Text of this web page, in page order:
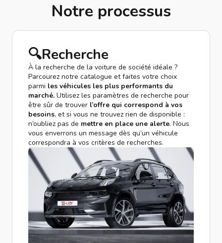
Notre processus
🔍Recherche
À la recherche de la voiture de société idéale ?
Parcourez notre catalogue et faites votre choix
parmi les véhicules les plus performants du
marché. Utilisez les paramètres de recherche pour
être sûr de trouver l’offre qui correspond à vos
besoins, et si vous ne trouvez rien de disponible :
n’oubliez pas de mettre en place une alerte. Nous
vous enverrons un message dès qu’un véhicule
correspondra à vos critères de recherches.